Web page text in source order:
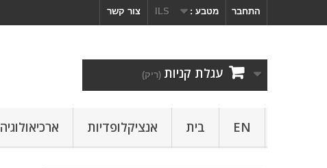
התחבר מטבע : ILS צור קשר
עגלת קניות (ריק)
ארכיאולוגיה אנציקלופדיות בית EN